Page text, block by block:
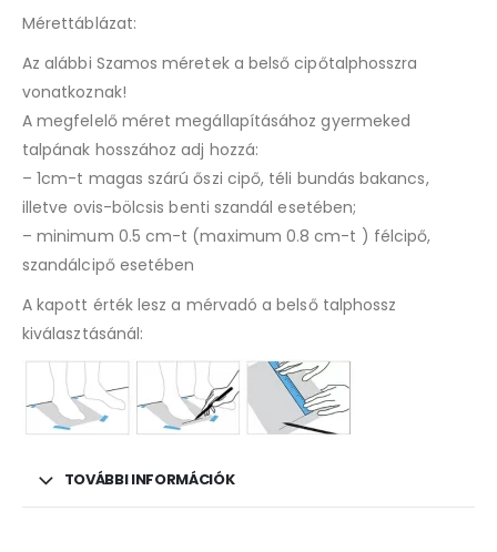
Mérettáblázat:
Az alábbi Szamos méretek a belső cipőtalphosszra
vonatkoznak!
A megfelelő méret megállapításához gyermeked
talpának hosszához adj hozzá:
– 1cm-t magas szárú őszi cipő, téli bundás bakancs,
illetve ovis-bölcsis benti szandál esetében;
– minimum 0.5 cm-t (maximum 0.8 cm-t ) félcipő,
szandálcipő esetében
A kapott érték lesz a mérvadó a belső talphossz
kiválasztásánál:
TOVÁBBI INFORMÁCIÓK